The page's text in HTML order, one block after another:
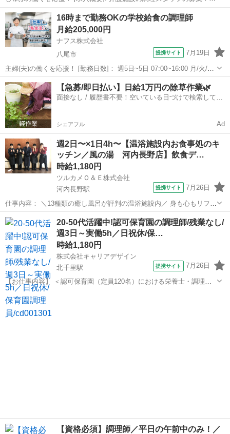
日祝勤務可能な方！ [職種名]: 介護施設（デイサービス）の調理補助ス
タッフ [勤務地・最寄駅]: 大阪府和泉市山荘町２−３−４１ 株式会社ア
トムチ...
大阪 和泉市 和泉府中駅 その他
16時まで勤務OKの学校給食の調理師
月給205,000円
ナフス株式会社
八尾市
提携サイト 7月19日
主婦(夫)の働くを応援！ [勤務日数]： 週5日~5日 07:00~16:00 月/火/水/
木/金 [勤務地・最寄駅]： 大阪府八尾市美園町2丁目51－1 ナフス株式
会社 久宝寺口駅徒歩10分／弥刀駅 徒歩20分／八尾駅...
大阪 八尾市 キッチン
【急募/即日払い】日給1万円の除草作業🌿
面接なし / 履歴書不要！空いている日づけで検索して即
シェアフル Ad
週2日〜×1日4h〜【温浴施設内お食事処のキ
ッチン／風の湯 河内長野店】飲食デ…
時給1,180円
ツルカメＯ＆Ｅ株式会社
河内長野駅
提携サイト 7月26日
仕事内容： ＼13種類の癒し風呂が評判の温浴施設内／ 身も心もリフレ
ッシュする大切なひとときを 心ゆくまで堪能できる空間でのお仕事♪
お食事処でのキッチンスタッフ募集です！ 【具体的には】 ・料理の盛
付け ・食器類の洗い物...
大阪 河内長野駅 キッチン
20-50代活躍中!認可保育園の調理師/残業なし/
週3日～実働5h／日祝休/保…
時給1,180円
株式会社キャリアデザイン
北千里駅
提携サイト 7月26日
【お仕事内容】 ＜認可保育園（定員120名）における栄養士・調理員
業務全般＞ ［栄養士］ ・献立作成 ・給食調理 ・仕入 ・発注 等
［調理員］ ・給食調理 ・衛生管理 ・食育指導の補助 ・保育活動のサ
ポ...
大阪 吹田市
【資格必須】調理師／平日の午前中のみ！／